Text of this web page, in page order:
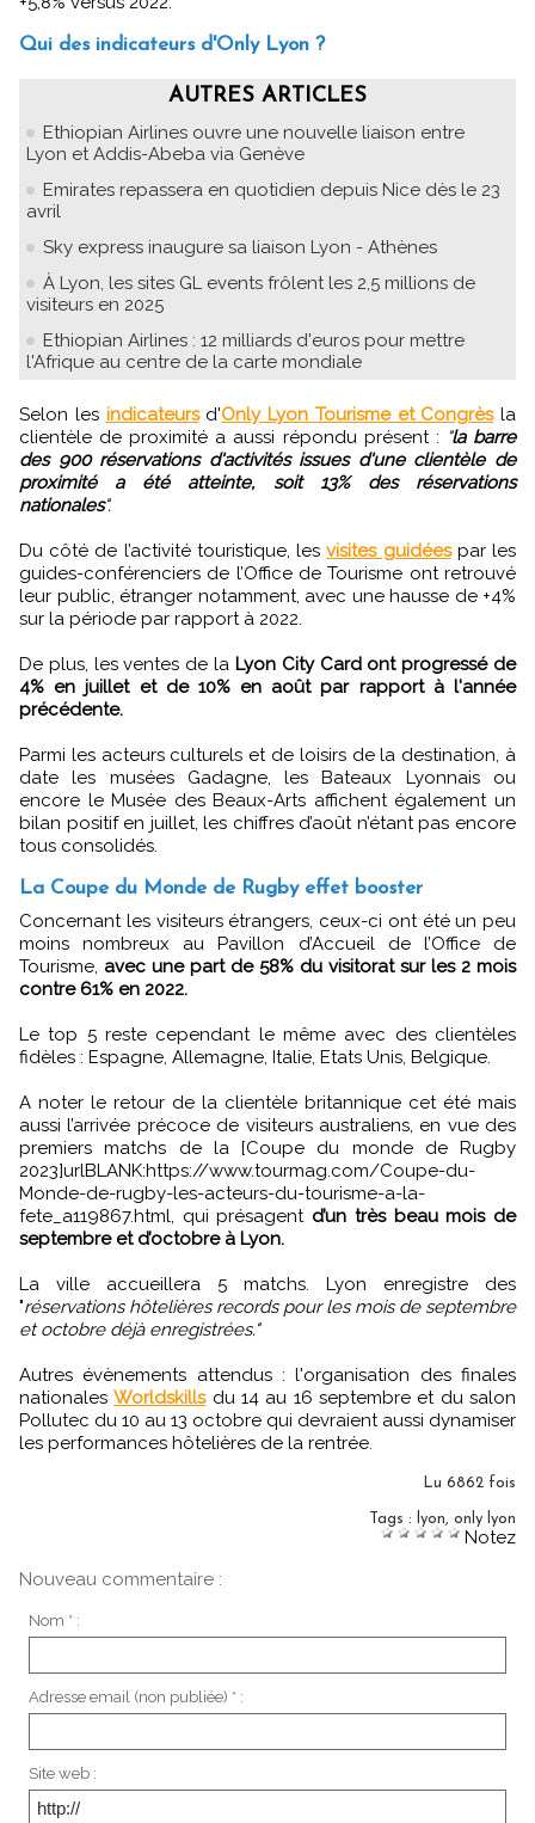
Qui des indicateurs d'Only Lyon ?
AUTRES ARTICLES
Ethiopian Airlines ouvre une nouvelle liaison entre
Lyon et Addis-Abeba via Genève
Emirates repassera en quotidien depuis Nice dès le 23
avril
Sky express inaugure sa liaison Lyon - Athènes
À Lyon, les sites GL events frôlent les 2,5 millions de
visiteurs en 2025
Ethiopian Airlines : 12 milliards d'euros pour mettre
l'Afrique au centre de la carte mondiale
Selon les indicateursd'Only Lyon Tourisme et Congrèsla
clientèle de proximité a aussi répondu présent : "la barre
des 900 réservations d'activités issues d'une clientèle de
proximité a été atteinte, soit 13% des réservations
nationales".
Du côté de l’activité touristique, lesvisites guidéespar les
guides-conférenciers de l’Office de Tourisme ont retrouvé
leur public, étranger notamment, avec une hausse de +4%
sur la période par rapport à 2022.
De plus, les ventes de la Lyon City Card ont progressé de
4% en juillet et de 10% en août par rapport à l'année
précédente.
Parmi les acteurs culturels et de loisirs de la destination, à
date les musées Gadagne, les Bateaux Lyonnais ou
encore le Musée des Beaux-Arts affichent également un
bilan positif en juillet, les chiffres d’août n’étant pas encore
tous consolidés.
La Coupe du Monde de Rugby effet booster
Concernant les visiteurs étrangers, ceux-ci ont été un peu
moins nombreux au Pavillon d’Accueil de l’Office de
Tourisme, avec une part de 58% du visitorat sur les 2 mois
contre 61% en 2022.
Le top 5 reste cependant le même avec des clientèles
fidèles : Espagne, Allemagne, Italie, Etats Unis, Belgique.
A noter le retour de la clientèle britannique cet été mais
aussi l’arrivée précoce de visiteurs australiens, en vue des
premiers matchs de la [Coupe du monde de Rugby
2023]urlBLANK:https://www.tourmag.com/Coupe-du-
Monde-de-rugby-les-acteurs-du-tourisme-a-la-
fete_a119867.html, qui présagent d’un très beau mois de
septembre et d’octobre à Lyon.
La ville accueillera 5 matchs. Lyon enregistre des
"réservations hôtelières records pour les mois de septembre
et octobre déjà enregistrées."
Autres évènements attendus : l'organisation des finales
nationalesWorldskillsdu 14 au 16 septembre et du salon
Pollutec du 10 au 13 octobre qui devraient aussi dynamiser
les performances hôtelières de la rentrée.
Lu 6862 fois
Tags : lyon only lyon
Notez
Nouveau commentaire :
Nom * :
Adresse email (non publiée) * :
Site web :